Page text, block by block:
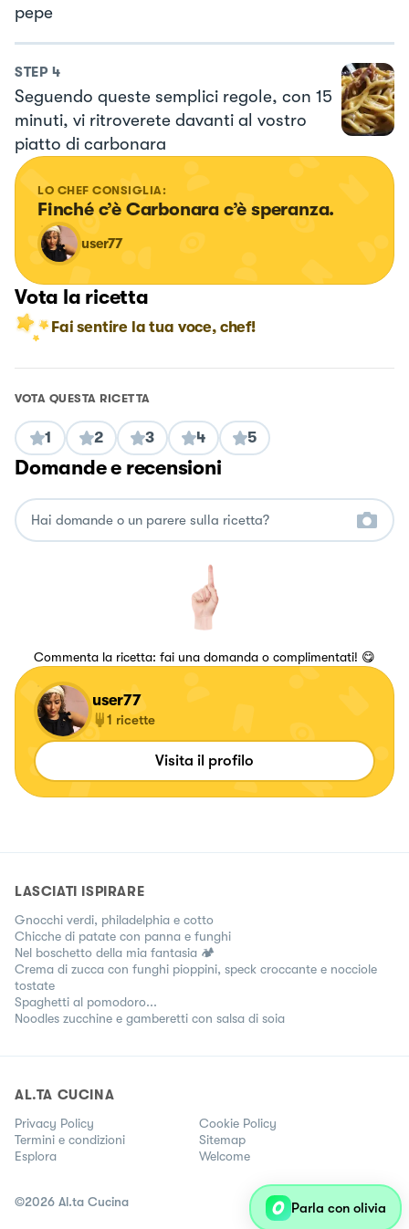
pepe
STEP 4
Seguendo queste semplici regole, con 15
minuti, vi ritroverete davanti al vostro
piatto di carbonara
LO CHEF CONSIGLIA:
Finché c’è Carbonara c’è speranza.
user77
Vota la ricetta
Fai sentire la tua voce, chef!
VOTA QUESTA RICETTA
1 2 3 4 5
Domande e recensioni
Commenta la ricetta: fai una domanda o complimentati! 😋
user77
1 ricette
Visita il profilo
LASCIATI ISPIRARE
Gnocchi verdi, philadelphia e cotto
Chicche di patate con panna e funghi
Nel boschetto della mia fantasia 🏕️
Crema di zucca con funghi pioppini, speck croccante e nocciole
tostate
Spaghetti al pomodoro...
Noodles zucchine e gamberetti con salsa di soia
AL.TA CUCINA
Privacy Policy
Cookie Policy
Termini e condizioni
Sitemap
Esplora
Welcome
©2026 Al.ta Cucina Parla con olivia